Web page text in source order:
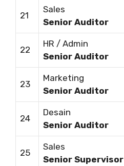
21
Sales
Senior Auditor
22
HR / Admin
Senior Auditor
23
Marketing
Senior Auditor
24
Desain
Senior Auditor
25
Sales
Senior Supervisor